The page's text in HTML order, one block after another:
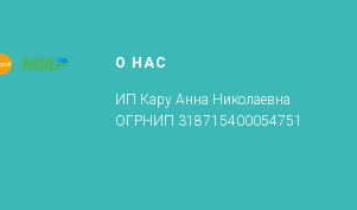
О НАС
ИП Кару Анна Николаевна
ОГРНИП 318715400054751